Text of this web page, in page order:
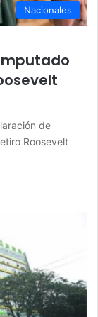
Nacionales
de
Roosevelt